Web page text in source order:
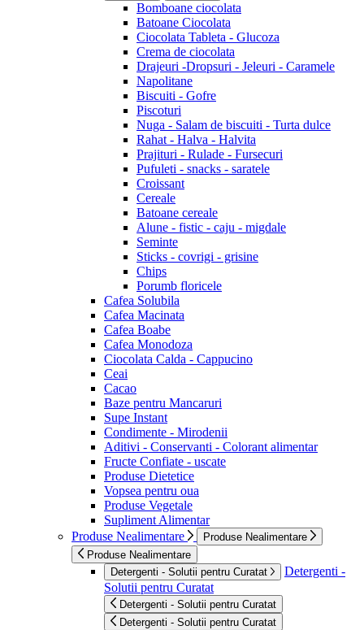
Bomboane ciocolata
Batoane Ciocolata
Ciocolata Tableta - Glucoza
Crema de ciocolata
Drajeuri -Dropsuri - Jeleuri - Caramele
Napolitane
Biscuiti - Gofre
Piscoturi
Nuga - Salam de biscuiti - Turta dulce
Rahat - Halva - Halvita
Prajituri - Rulade - Fursecuri
Pufuleti - snacks - saratele
Croissant
Cereale
Batoane cereale
Alune - fistic - caju - migdale
Seminte
Sticks - covrigi - grisine
Chips
Porumb floricele
Cafea Solubila
Cafea Macinata
Cafea Boabe
Cafea Monodoza
Ciocolata Calda - Cappucino
Ceai
Cacao
Baze pentru Mancaruri
Supe Instant
Condimente - Mirodenii
Aditivi - Conservanti - Colorant alimentar
Fructe Confiate - uscate
Produse Dietetice
Vopsea pentru oua
Produse Vegetale
Supliment Alimentar
Produse Nealimentare
Produse Nealimentare
Produse Nealimentare
Detergenti - Solutii pentru Curatat
Detergenti -
Solutii pentru Curatat
Detergenti - Solutii pentru Curatat
Detergenti - Solutii pentru Curatat